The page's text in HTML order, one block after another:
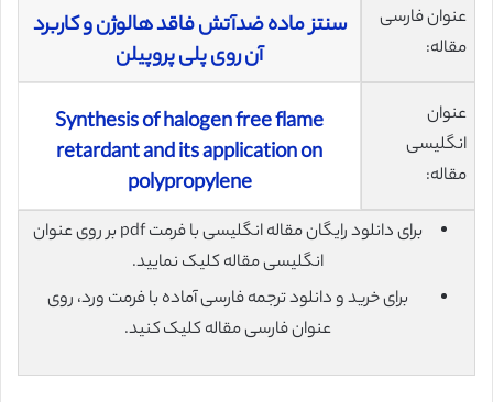
عنوان فارسی
مقاله:
سنتز ماده ضدآتش فاقد هالوژن و کاربرد
آن روی پلی پروپیلن
عنوان
انگلیسی
مقاله:
Synthesis of halogen free flame
retardant and its application on
polypropylene
برای دانلود رایگان مقاله انگلیسی با فرمت pdf بر روی عنوان
انگلیسی مقاله کلیک نمایید.
برای خرید و دانلود ترجمه فارسی آماده با فرمت ورد، روی
عنوان فارسی مقاله کلیک کنید.